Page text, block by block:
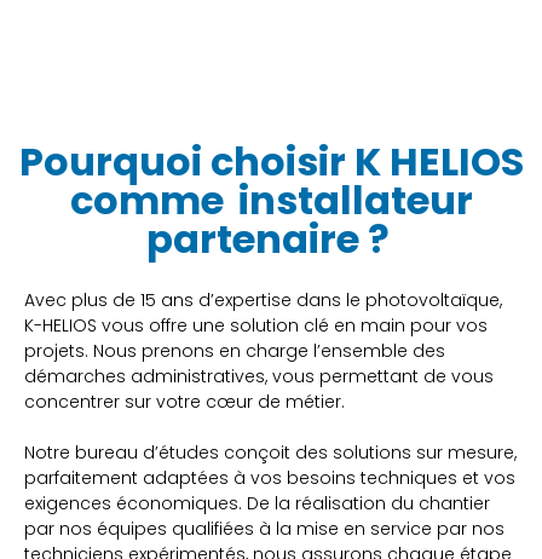
Pourquoi choisir K HELIOS
comme installateur
partenaire ?
Avec plus de 15 ans d’expertise dans le photovoltaïque,
K-HELIOS vous offre une solution clé en main pour vos
projets. Nous prenons en charge l’ensemble des
démarches administratives, vous permettant de vous
concentrer sur votre cœur de métier.
Notre bureau d’études conçoit des solutions sur mesure,
parfaitement adaptées à vos besoins techniques et vos
exigences économiques. De la réalisation du chantier
par nos équipes qualifiées à la mise en service par nos